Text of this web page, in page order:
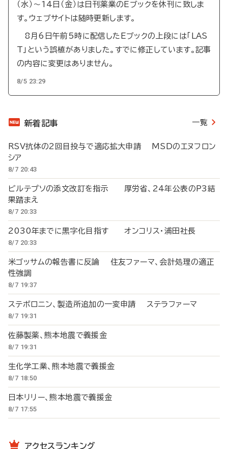
（水）～14日（金）は日刊薬業のEブックを休刊に致しま
す。ウェブサイトは随時更新します。
8月6日午前5時に配信したEブックの上段には「LAS
T」という誤植がありました。すでに修正しています。記事
の内容に変更はありません。
8/5 23:29
新着記事 一覧
RSV抗体の2回目投与で適応拡大申請 MSDのエヌフロン
シア
8/7 20:43
ビルテプソの添文改訂を指示 厚労省、24年公表のP3結
果踏まえ
8/7 20:33
2030年までに黒字化目指す オンコリス・浦田社長
8/7 20:33
米ゴッサムの報告書に反論 住友ファーマ、会計処理の適正
性強調
8/7 19:37
ステボロニン、製造所追加の一変申請 ステラファーマ
8/7 19:31
佐藤製薬、熊本地震で義援金
8/7 19:31
生化学工業、熊本地震で義援金
8/7 18:50
日本リリー、熊本地震で義援金
8/7 17:55
アクセスランキング